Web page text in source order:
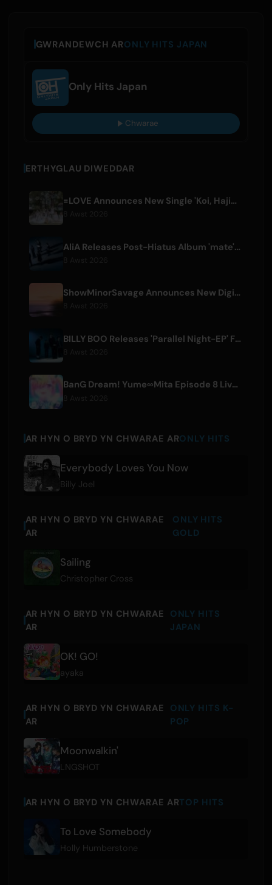
GWRANDEWCH ARONLY HITS JAPAN
Only Hits Japan
Chwarae
ERTHYGLAU DIWEDDAR
=LOVE Announces New Single 'Koi, Hajimemashita.' and Tokyo Dome Concerts
AliA Releases Post-Hiatus Album 'mate', Announces Tokyo Live
ShowMinorSavage Announces New Digital Single 'Gradation'
BILLY BOO Releases 'Parallel Night-EP' Featuring TV Drama Theme Song
BanG Dream! Yume∞Mita Episode 8 Live Clip Released
AR HYN O BRYD YN CHWARAE ARONLY HITS
Everybody Loves You Now
Billy Joel
AR HYN O BRYD YN CHWARAE
AR
ONLY HITS
GOLD
Sailing
Christopher Cross
AR HYN O BRYD YN CHWARAE
AR
ONLY HITS
JAPAN
OK! GO!
ayaka
AR HYN O BRYD YN CHWARAE
AR
ONLY HITS K-
POP
Moonwalkin'
LNGSHOT
AR HYN O BRYD YN CHWARAE ARTOP HITS
To Love Somebody
Holly Humberstone